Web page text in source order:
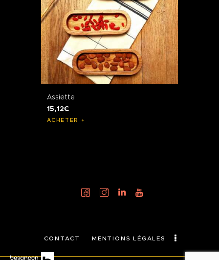
Assiette
15,12€
ACHETER
CONTACT MENTIONS LÉGALES